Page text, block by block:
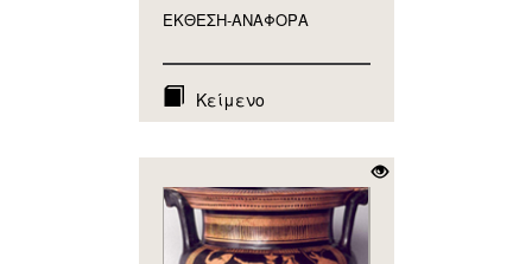
ΕΚΘΕΣΗ-ΑΝΑΦΟΡA
Κείμενο